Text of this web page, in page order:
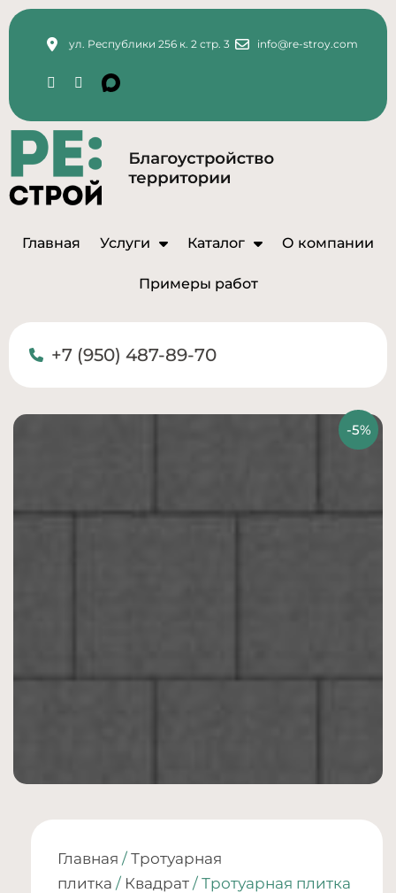
ул. Республики 256 к. 2 стр. 3 info@re-stroy.com
Главная Услуги Каталог О компании
Примеры работ
+7 (950) 487-89-70
Главная / Тротуарная
плитка / Квадрат / Тротуарная плитка